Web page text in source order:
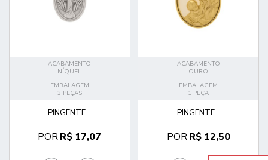
ACABAMENTO
NÍQUEL
EMBALAGEM
3 PEÇAS
PINGENTE...
PORR$ 17,07
ACABAMENTO
OURO
EMBALAGEM
1 PEÇA
PINGENTE...
PORR$ 12,50